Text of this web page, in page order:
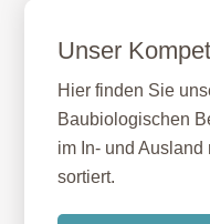
Unser
Hier finden Sie
Baubiologischen
im In- und
sortiert.